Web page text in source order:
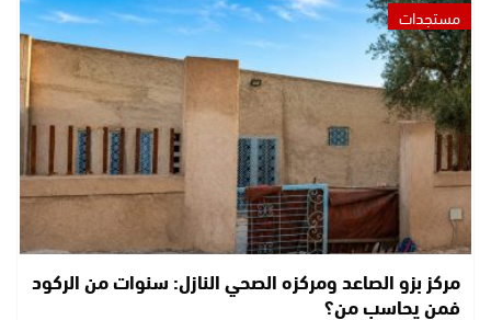
مستجدات
مركز بزو الصاعد ومركزه الصحي النازل: سنوات من الركود
فمن يحاسب من؟